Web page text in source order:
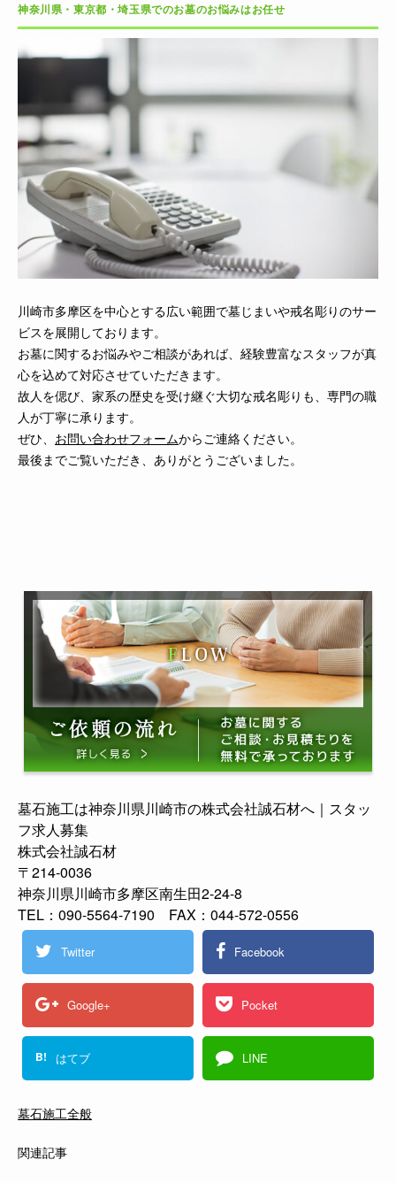
神奈川県・東京都・埼玉県でのお墓のお悩みはお任せ
川崎市多摩区を中心とする広い範囲で墓じまいや戒名彫りのサー
ビスを展開しております。
お墓に関するお悩みやご相談があれば、経験豊富なスタッフが真
心を込めて対応させていただきます。
故人を偲び、家系の歴史を受け継ぐ大切な戒名彫りも、専門の職
人が丁寧に承ります。
ぜひ、 お問い合わせフォームからご連絡ください。
最後までご覧いただき、ありがとうございました。
墓石施工は神奈川県川崎市の株式会社誠石材へ｜スタッ
フ求人募集
株式会社誠石材
〒214-0036
神奈川県川崎市多摩区南生田2-24-8
TEL：090-5564-7190 FAX：044-572-0556
Twitter Facebook
Google+ Pocket
B! はてブ LINE
墓石施工全般
関連記事